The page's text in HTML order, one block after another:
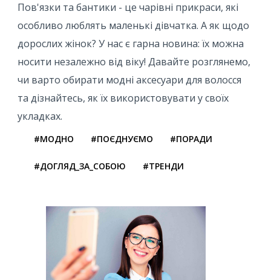
Пов'язки та бантики - це чарівні прикраси, які
особливо люблять маленькі дівчатка. А як щодо
дорослих жінок? У нас є гарна новина: їх можна
носити незалежно від віку! Давайте розглянемо,
чи варто обирати модні аксесуари для волосся
та дізнайтесь, як їх використовувати у своїх
укладках.
#МОДНО #ПОЄДНУЄМО #ПОРАДИ
#ДОГЛЯД_ЗА_СОБОЮ #ТРЕНДИ